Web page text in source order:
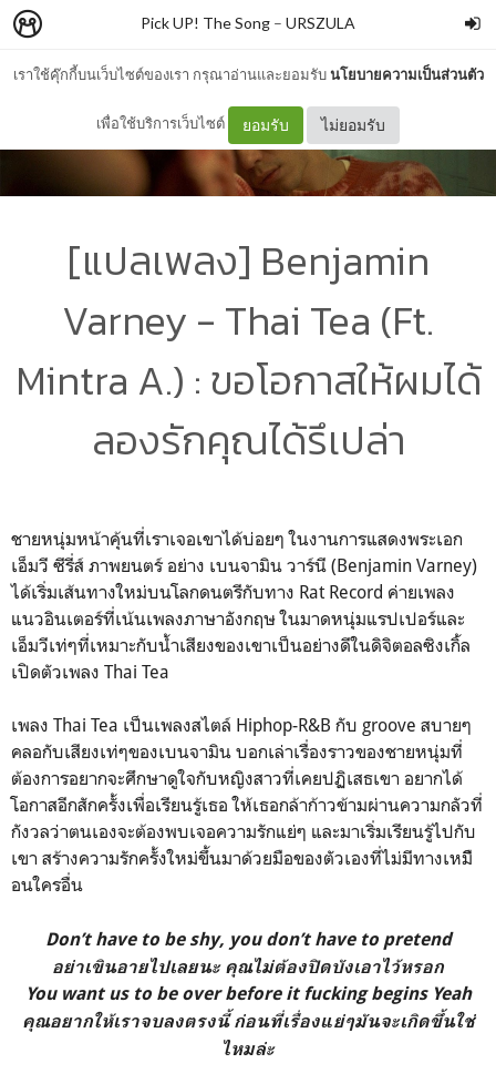
เราใช้คุ๊กกี้บนเว็บไซต์ของเรา กรุณาอ่านและยอมรับนโยบายความเป็นส่วนตัว
เพื่อใช้บริการเว็บไซต์ ยอมรับ ไม่ยอมรับ
Pick UP! The Song – URSZULA
[แปลเพลง] Benjamin
Varney - Thai Tea (Ft.
Mintra A.) : ขอโอกาสให้ผมได้
ลองรักคุณได้รึเปล่า
ชายหนุ่มหน้าคุ้นที่เราเจอเขาได้บ่อยๆ ในงานการแสดงพระเอก
เอ็มวี ซีรี่ส์ ภาพยนตร์ อย่าง เบนจามิน วาร์นี (Benjamin Varney)
ได้เริ่มเส้นทางใหม่บนโลกดนตรีกับทาง Rat Record ค่ายเพลง
แนวอินเตอร์ที่เน้นเพลงภาษาอังกฤษ ในมาดหนุ่มแรปเปอร์และ
เอ็มวีเท่ๆที่เหมาะกับน้ำเสียงของเขาเป็นอย่างดีในดิจิตอลซิงเกิ้ล
เปิดตัวเพลง Thai Tea
เพลง Thai Tea เป็นเพลงสไตล์ Hiphop-R&B กับ groove สบายๆ
คลอกับเสียงเท่ๆของเบนจามิน บอกเล่าเรื่องราวของชายหนุ่มที่
ต้องการอยากจะศึกษาดูใจกับหญิงสาวที่เคยปฏิเสธเขา อยากได้
โอกาสอีกสักครั้งเพื่อเรียนรู้เธอ ให้เธอกล้าก้าวข้ามผ่านความกลัวที่
กังวลว่าตนเองจะต้องพบเจอความรักแย่ๆ และมาเริ่มเรียนรู้ไปกับ
เขา สร้างความรักครั้งใหม่ขึ้นมาด้วยมือของตัวเองที่ไม่มีทางเหมืิ
อนใครอื่น
Don’t have to be shy, you don’t have to pretend
อย่าเขินอายไปเลยนะ คุณไม่ต้องปิดบังเอาไว้หรอก
You want us to be over before it fucking begins Yeah
คุณอยากให้เราจบลงตรงนี้ ก่อนที่เรื่องแย่ๆมันจะเกิดขึ้นใช่
ไหมล่ะ